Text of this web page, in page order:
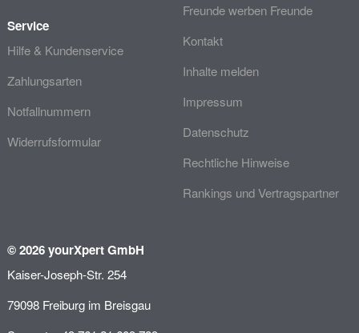
Service
Hilfe & Kundenservice
Zahlungsarten
Notfallnummern
Widerrufsformular
Freunde werben Freunde
Kontakt
Inhalte melden
Impressum
Datenschutz
Rechtliche Hinweise
Rankings und Vertragspartner
© 2026 yourXpert GmbH
Kaiser-Joseph-Str. 254
79098 Freiburg im Breisgau